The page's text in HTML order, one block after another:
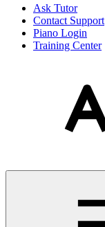
Ask Tutor
Contact Support
Piano Login
Training Center